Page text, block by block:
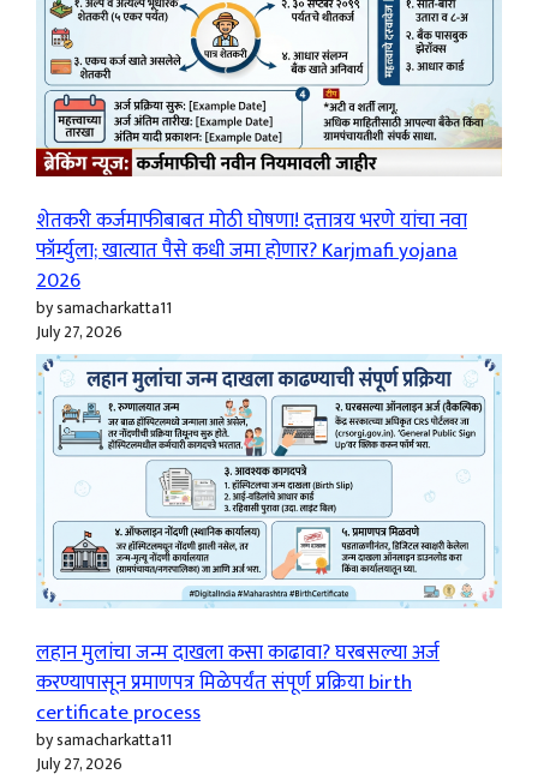
शेतकरी कर्जमाफीबाबत मोठी घोषणा! दत्तात्रय भरणे यांचा नवा
फॉर्म्युला; खात्यात पैसे कधी जमा होणार? Karjmafi yojana
2026
by samacharkatta11
July 27, 2026
लहान मुलांचा जन्म दाखला कसा काढावा? घरबसल्या अर्ज
करण्यापासून प्रमाणपत्र मिळेपर्यंत संपूर्ण प्रक्रिया birth
certificate process
by samacharkatta11
July 27, 2026